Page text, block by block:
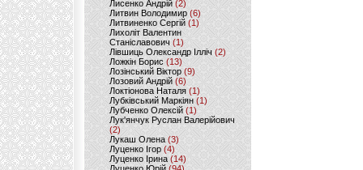
Лисенко Андрій (2)
Литвин Володимир (6)
Литвиненко Сергій (1)
Лихоліт Валентин
Станіславович (1)
Лівшиць Олександр Ілліч (2)
Ложкін Борис(13)
Лозінський Віктор(9)
Лозовий Андрій (6)
Локтіонова Наталя (1)
Лубківський Маркіян(1)
Лубченко Олексій (1)
Лук'янчук Руслан Валерійович
(2)
Лукаш Олена (3)
Луценко Ігор (4)
Луценко Ірина (14)